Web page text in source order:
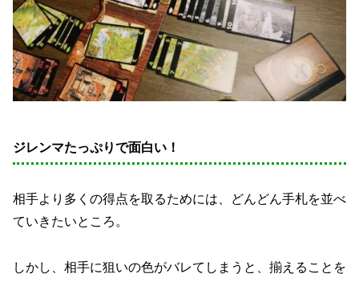
ジレンマたっぷりで面白い！
相手より多くの得点を取るためには、どんどん手札を並べ
ていきたいところ。
しかし、相手に狙いの色がバレてしまうと、揃えることを